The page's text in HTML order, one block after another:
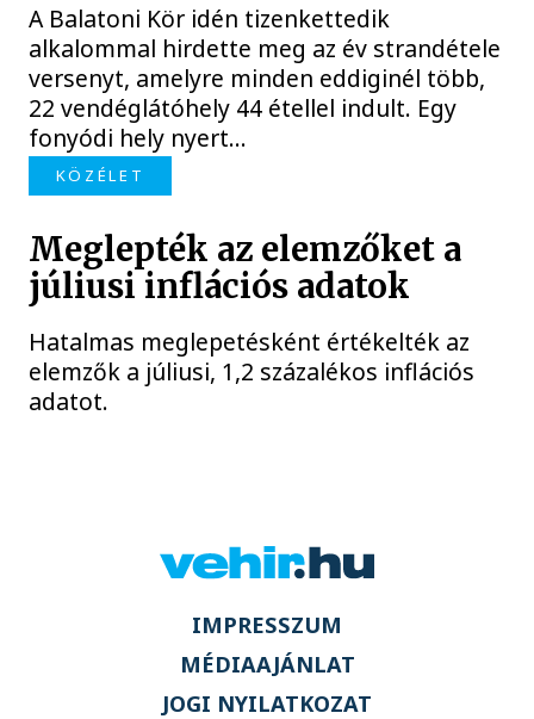
A Balatoni Kör idén tizenkettedik
alkalommal hirdette meg az év strandétele
versenyt, amelyre minden eddiginél több,
22 vendéglátóhely 44 étellel indult. Egy
fonyódi hely nyert...
KÖZÉLET
Meglepték az elemzőket a
júliusi inflációs adatok
Hatalmas meglepetésként értékelték az
elemzők a júliusi, 1,2 százalékos inflációs
adatot.
IMPRESSZUM
MÉDIAAJÁNLAT
JOGI NYILATKOZAT